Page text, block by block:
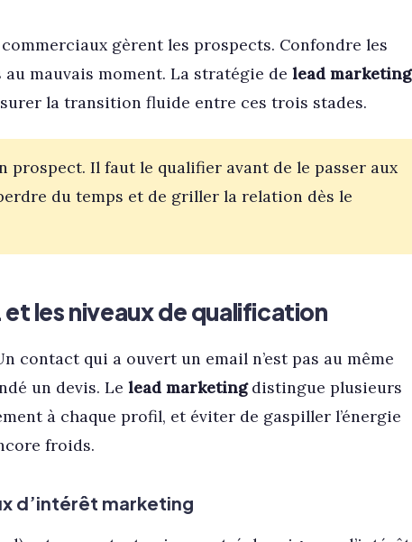
gèrent les prospects. Confondre les
au mauvais moment. La stratégie de lead marketing
la transition fluide entre ces trois stades.
prospect. Il faut le qualifier avant de le passer aux
du temps et de griller la relation dès le
les niveaux de qualification
contact qui a ouvert un email n’est pas au même
un devis. Le lead marketingdistingue plusieurs
à chaque profil, et éviter de gaspiller l’énergie
froids.
d’intérêt marketing